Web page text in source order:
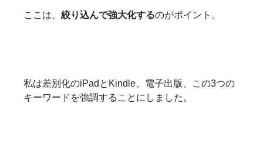
ここは、 絞り込んで強大化するのがポイント。
私は差別化のiPadとKindle、電子出版、この3つの
キーワードを強調することにしました。